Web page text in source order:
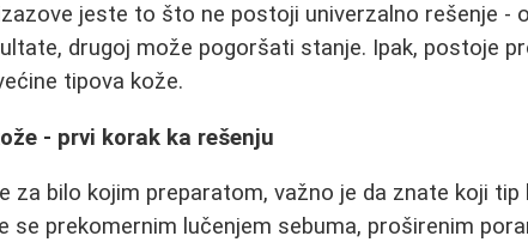
jeste to što ne postoji univerzalno rešenje -
drugoj može pogoršati stanje. Ipak, postoje
tipova kože.
- prvi korak ka rešenju
za bilo kojim preparatom, važno je da znate koji tip
se prekomernim lučenjem sebuma, proširenim